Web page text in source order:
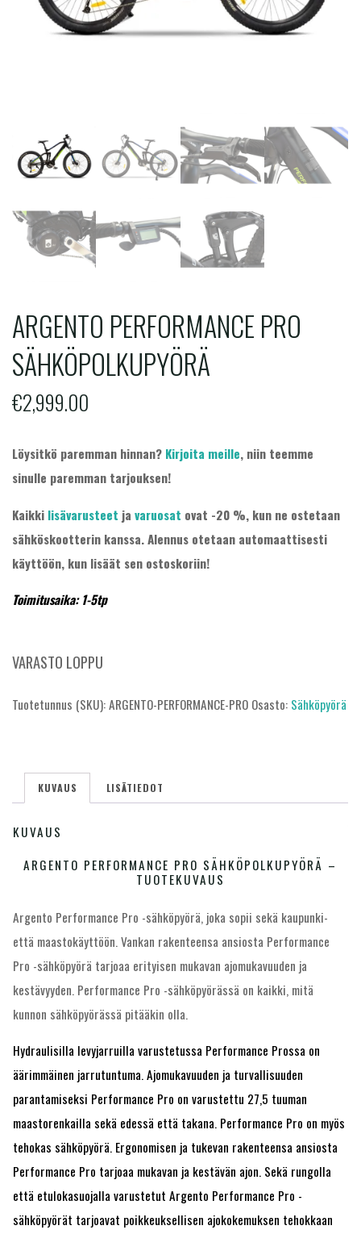
ARGENTO PERFORMANCE PRO
SÄHKÖPOLKUPYÖRÄ
€2,999.00
Löysitkö paremman hinnan? Kirjoita meille, niin teemme
sinulle paremman tarjouksen!
Kaikki lisävarusteet javaruosat ovat -20 %, kun ne ostetaan
sähköskootterin kanssa. Alennus otetaan automaattisesti
käyttöön, kun lisäät sen ostoskoriin!
Toimitusaika: 1-5tp
VARASTO LOPPU
Tuotetunnus (SKU):ARGENTO-PERFORMANCE-PRO Osasto: Sähköpyörä
KUVAUS LISÄTIEDOT
KUVAUS
ARGENTO PERFORMANCE PRO SÄHKÖPOLKUPYÖRÄ –
TUOTEKUVAUS
Argento Performance Pro -sähköpyörä, joka sopii sekä kaupunki-
että maastokäyttöön. Vankan rakenteensa ansiosta Performance
Pro -sähköpyörä tarjoaa erityisen mukavan ajomukavuuden ja
kestävyyden. Performance Pro -sähköpyörässä on kaikki, mitä
kunnon sähköpyörässä pitääkin olla.
Hydraulisilla levyjarruilla varustetussa Performance Prossa on
äärimmäinen jarrutuntuma. Ajomukavuuden ja turvallisuuden
parantamiseksi Performance Pro on varustettu 27,5 tuuman
maastorenkailla sekä edessä että takana. Performance Pro on myös
tehokas sähköpyörä. Ergonomisen ja tukevan rakenteensa ansiosta
Performance Pro tarjoaa mukavan ja kestävän ajon. Sekä rungolla
että etulokasuojalla varustetut Argento Performance Pro -
sähköpyörät tarjoavat poikkeuksellisen ajokokemuksen tehokkaan